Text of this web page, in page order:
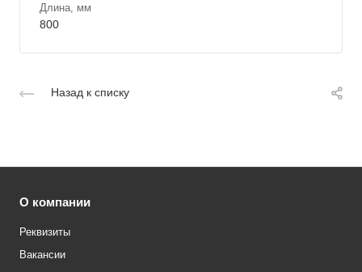
Длина, мм
800
Назад к списку
О компании
Реквизиты
Вакансии